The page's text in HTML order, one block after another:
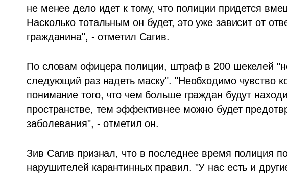
не менее дело идет к тому, что полиции придется
Насколько тотальным он будет, это уже зависит от
гражданина", - отметил Сагив.
По словам офицера полиции, штраф в 200 шекелей
следующий раз надеть маску". "Необходимо чувство
понимание того, что чем больше граждан будут
пространстве, тем эффективнее можно будет
заболевания", - отметил он.
Зив Сагив признал, что в последнее время полиция
нарушителей карантинных правил. "У нас есть и